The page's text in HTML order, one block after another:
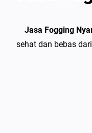
Jasa Fogging
sehat dan bebas